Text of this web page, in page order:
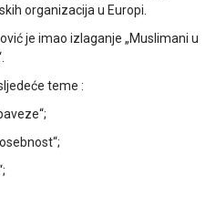
organizacija u Europi.
je imao izlaganje „Muslimani u
teme :